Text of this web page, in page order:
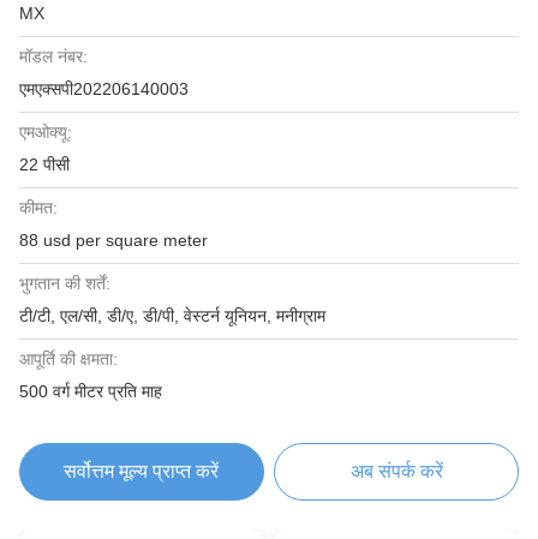
MX
मॉडल नंबर:
एमएक्सपी202206140003
एमओक्यू:
22 पीसी
कीमत:
88 usd per square meter
भुगतान की शर्तें:
टी/टी, एल/सी, डी/ए, डी/पी, वेस्टर्न यूनियन, मनीग्राम
आपूर्ति की क्षमता:
500 वर्ग मीटर प्रति माह
सर्वोत्तम मूल्य प्राप्त करें अब संपर्क करें